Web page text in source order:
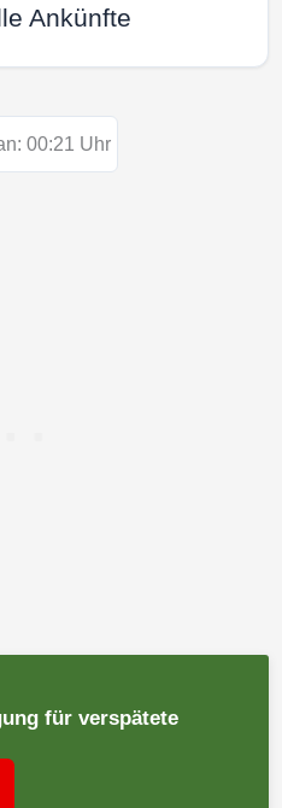
Ankünfte
00:21 Uhr
für verspätete